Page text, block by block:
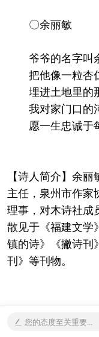
〇余丽敏
爷爷的名字叫
把他像一粒杏
埋进土地里的
我对家门口的
愿一生忠诚于
【诗人简介】余
主任，泉州市作家
理事，对木诗社成
散见于《福建文学
镇的诗》《撇诗刊
刊》等刊物。
诗友余丽敏的小
您的态度至关重要...